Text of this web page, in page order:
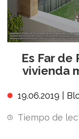
Es Far
vivienda
19.06.2019 |
Tiempo de